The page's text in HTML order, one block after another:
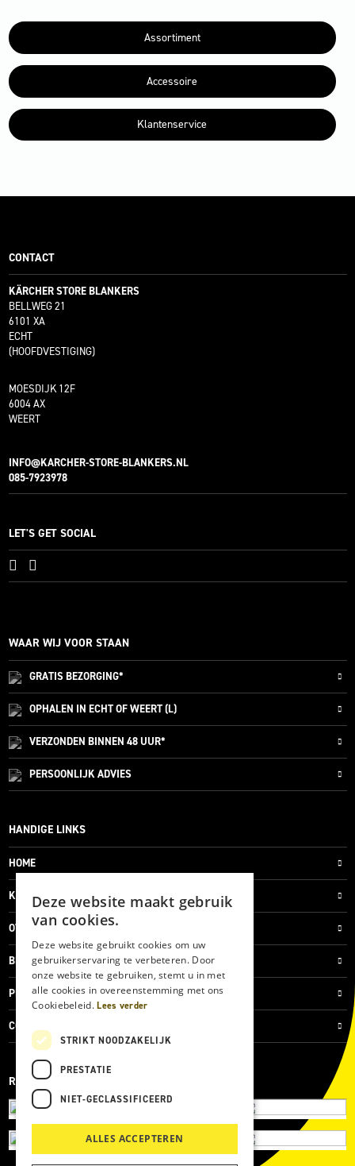
Assortiment
Accessoire
Klantenservice
CONTACT
KÄRCHER STORE BLANKERS
BELLWEG 21
6101 XA
ECHT
(HOOFDVESTIGING)
MOESDIJK 12F
6004 AX
WEERT
INFO@KARCHER-STORE-BLANKERS.NL
085-7923978
LET'S GET SOCIAL
WAAR WIJ VOOR STAAN
GRATISBEZORGING*
OPHALEN IN ECHT OF WEERT (L)
VERZONDEN BINNEN 48 UUR*
PERSOONLIJKADVIES
HANDIGE LINKS
HOME
KLANTENSERVICE
OVER ONS
BLOG
PRIVACYVERKLARING
COOKIES
REVIEWMERK
Deze website maakt gebruik
van cookies.
Deze website gebruikt cookies om uw
gebruikerservaring te verbeteren. Door
onze website te gebruiken, stemt u in met
alle cookies in overeenstemming met ons
Cookiebeleid.Lees verder
STRIKT NOODZAKELIJK
PRESTATIE
NIET-GECLASSIFICEERD
ALLES ACCEPTEREN